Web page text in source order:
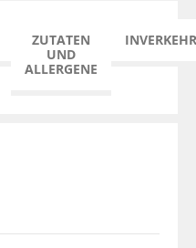
ZUTATEN
UND
ALLERGENE